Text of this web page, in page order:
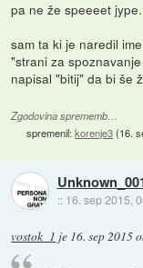
pa ne že speeeet
sam ta ki je naredil
"strani za
napisal "bitij" da bi še
Zgodovina sprememb…
spremenil:korenje3(16.
:: 16. sep 2015,
vostok_1 je 16. sep 2015